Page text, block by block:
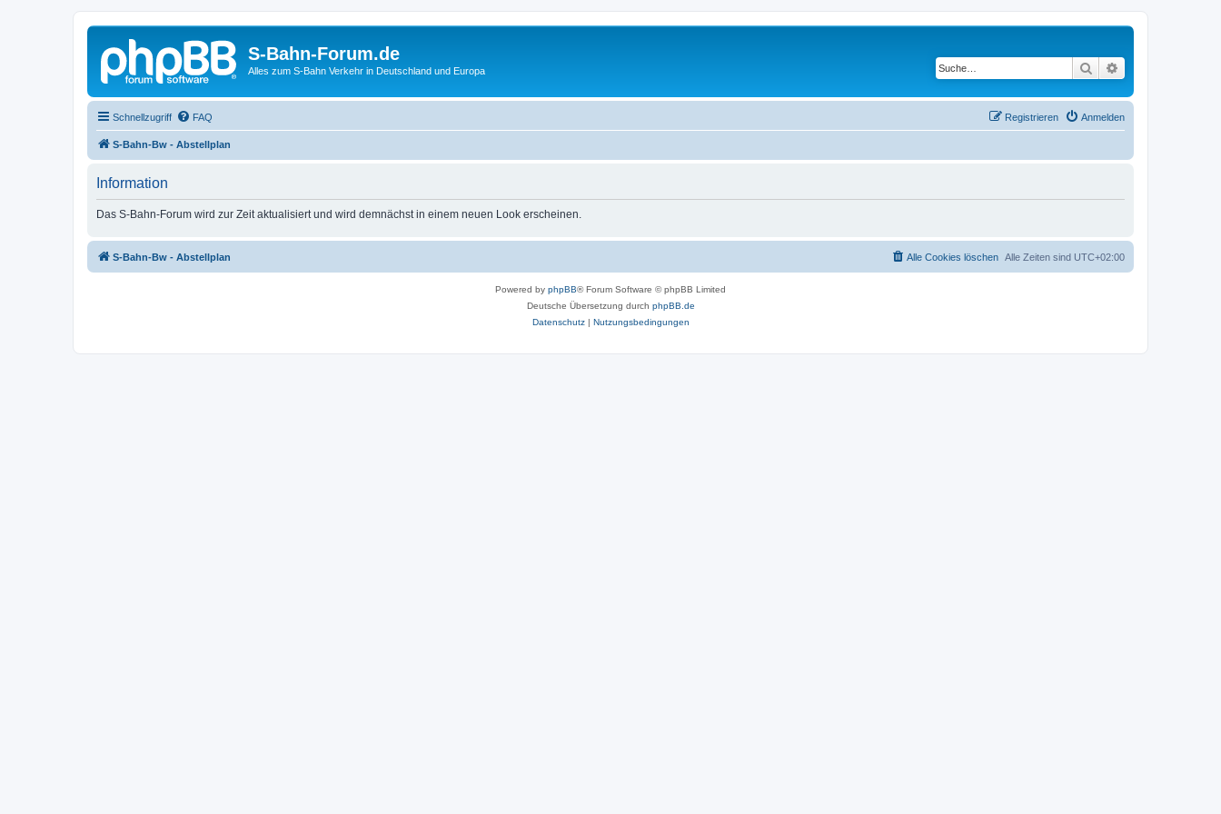
S-Bahn-Forum.de
Alles zum S-Bahn Verkehr in Deutschland und Europa Suche
Schnellzugriff FAQ Anmelden
Registrieren
S-Bahn-Bw - Abstellplan
Information
Das S-Bahn-Forum wird zur Zeit aktualisiert und wird demnächst in einem neuen Look erscheinen.
S-Bahn-Bw - Abstellplan Alle Zeiten sind UTC+02:00
Alle Cookies löschen
Powered by phpBB® Forum Software © phpBB Limited
Deutsche Übersetzung durch phpBB.de
Datenschutz| Nutzungsbedingungen